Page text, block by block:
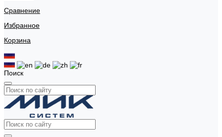
Сравнение
Избранное
Корзина
Поиск